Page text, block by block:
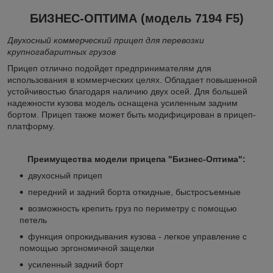
БИЗНЕС-ОПТИМА (модель 7194 F5)
Двухосный коммерческий прицеп для перевозки
крупногабаритных грузов
Прицеп отлично подойдет предпринимателям для
использования в коммерческих целях. Обладает повышенной
устойчивостью благодаря наличию двух осей. Для большей
надежности кузова модель оснащена усиленным задним
бортом. Прицеп также может быть модифицирован в прицеп-
платформу.
Преимущества модели прицепа "Бизнес-Оптима":
двухосный прицеп
передний и задний борта откидные, быстросъемные
возможность крепить груз по периметру с помощью
петель
функция опрокидывания кузова - легкое управление с
помощью эргономичной защелки
усиленный задний борт